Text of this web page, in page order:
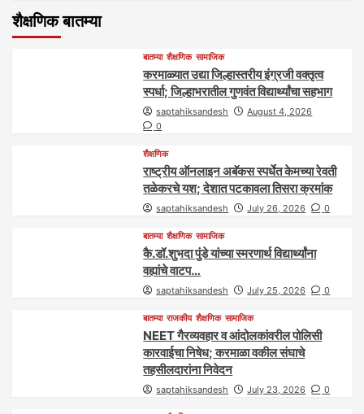
शैक्षणिक बातम्या
बातम्या शैक्षणिक सामाजिक
करमाळ्यात उद्या जिल्हास्तरीय इंग्रजी वक्तृत्व
स्पर्धा; जिल्हाभरातील गुणवंत विद्यार्थ्यांचा सहभाग
saptahiksandesh
August 4, 2026
0
शैक्षणिक
राष्ट्रीय ऑनलाइन अबॅकस स्पर्धेत केमच्या रेवती
तळेकरचे यश; देशात पटकावला तिसरा क्रमांक
saptahiksandesh July 26, 2026 0
बातम्या शैक्षणिक सामाजिक
कै.डॉ.शुभदा पुंडे यांच्या स्मरणार्थ विद्यार्थ्यांना
वह्यांचे वाटप…
saptahiksandesh July 25, 2026 0
बातम्या राजकीय शैक्षणिक सामाजिक
NEET गैरव्यवहार व आंदोलकांवरील पोलिसी
कारवाईचा निषेध; करमाळा वकील संघाचे
तहसीलदारांना निवेदन
saptahiksandesh July 23, 2026 0